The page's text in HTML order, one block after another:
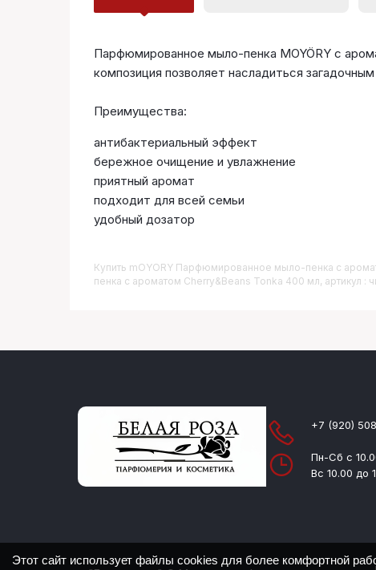
Парфюмированное мыло-пенка MOYÖRY с
композиция позволяет насладиться
Преимущества:
антибактериальный эффект
бережное очищение и увлажнение
приятный аромат
подходит для всей семьи
удобный дозатор
Купить MOYORY Парфюмированное мыло-пенка с
пенка с ароматом Cherry&Beans Tonka 400 мл, артикул :
+7 (920)
Пн-Сб с
Вс 10.00 до
Этот сайт использует файлы cookies для более комфортной